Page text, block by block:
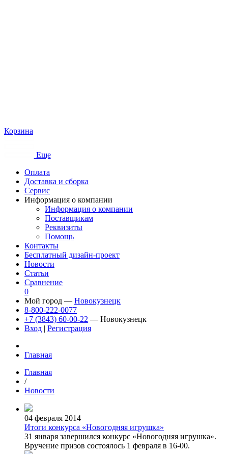
Корзина
Еще
Оплата
Доставка и сборка
Сервис
Информация о компании
Информация о компании
Поставщикам
Реквизиты
Помощь
Контакты
Бесплатный дизайн-проект
Новости
Статьи
Сравнение
0
Мой город — Новокузнецк
8-800-222-0077
+7 (3843) 60-00-22 — Новокузнецк
Вход | Регистрация
Главная
Главная
/
Новости
04 февраля 2014
Итоги конкурса «Новогодняя игрушка»
31 января завершился конкурс «Новогодняя игрушка».
Вручение призов состоялось 1 февраля в 16-00.